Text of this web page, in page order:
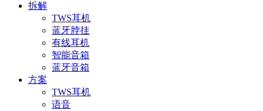
拆解
TWS耳机
蓝牙脖挂
有线耳机
智能音箱
蓝牙音箱
方案
TWS耳机
语音